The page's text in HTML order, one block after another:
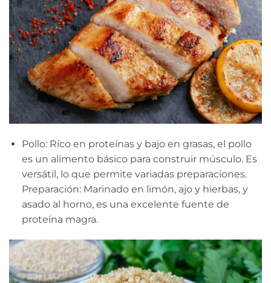
Pollo: Rico en proteínas y bajo en grasas, el pollo
es un alimento básico para construir músculo. Es
versátil, lo que permite variadas preparaciones.
Preparación: Marinado en limón, ajo y hierbas, y
asado al horno, es una excelente fuente de
proteína magra.